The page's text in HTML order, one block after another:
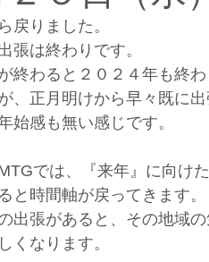
デジタルマーケティングブランデ
戻りました。
張は終わりです。
終わると２０２４年も終
、正月明けから早々既に
始感も無い感じです。
では、『来年』に向け
と時間軸が戻ってきます。
出張があると、その地域
くなります。